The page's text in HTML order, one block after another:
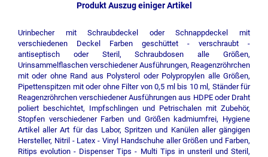
Produkt Auszug einiger Artikel
Urinbecher mit Schraubdeckel oder Schnappdeckel mit
verschiedenen Deckel Farben geschüttet - verschraubt -
antiseptisch oder Steril, Schraubdosen alle Größen,
Urinsammelflaschen verschiedener Ausführungen, Reagenzröhrchen
mit oder ohne Rand aus Polysterol oder Polypropylen alle Größen,
Pipettenspitzen mit oder ohne Filter von 0,5 ml bis 10 ml, Ständer für
Reagenzröhrchen verschiedener Ausführungen aus HDPE oder Draht
poliert beschichtet, Impfschlingen und Petrischalen mit Zubehör,
Stopfen verschiedener Farben und Größen kadmiumfrei, Hygiene
Artikel aller Art für das Labor, Spritzen und Kanülen aller gängigen
Hersteller, Nitril - Latex - Vinyl Handschuhe aller Größen und Farben,
Ritips evolution - Dispenser Tips - Multi Tips in unsteril und Steril,